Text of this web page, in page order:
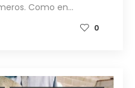
Como en…
0